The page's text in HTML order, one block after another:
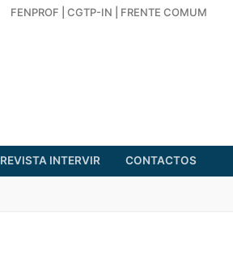
FENPROF CGTP-IN FRENTE COMUM
REVISTA INTERVIR CONTACTOS